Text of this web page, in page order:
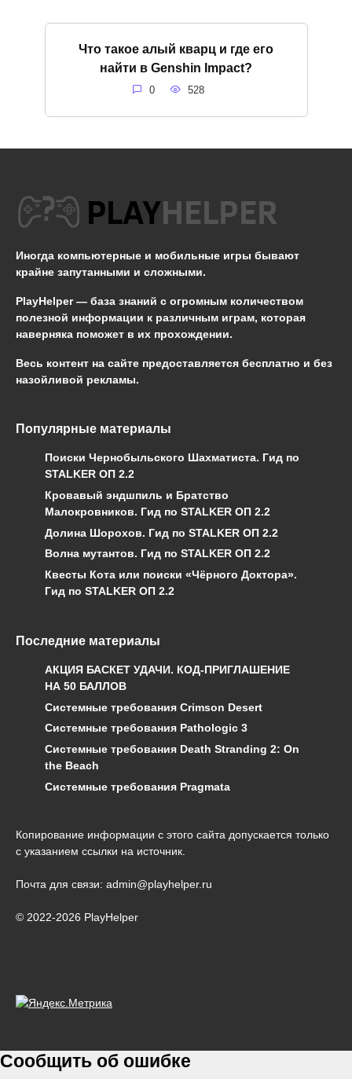
Что такое алый кварц и где его
найти в Genshin Impact?
0 528
Иногда компьютерные и мобильные игры бывают
крайне запутанными и сложными.
PlayHelper — база знаний с огромным количеством
полезной информации к различным играм, которая
наверняка поможет в их прохождении.
Весь контент на сайте предоставляется бесплатно и без
назойливой рекламы.
Популярные материалы
Поиски Чернобыльского Шахматиста. Гид по
STALKER ОП 2.2
Кровавый эндшпиль и Братство
Малокровников. Гид по STALKER ОП 2.2
Долина Шорохов. Гид по STALKER ОП 2.2
Волна мутантов. Гид по STALKER ОП 2.2
Квесты Кота или поиски «Чёрного Доктора».
Гид по STALKER ОП 2.2
Последние материалы
АКЦИЯ БАСКЕТ УДАЧИ. КОД-ПРИГЛАШЕНИЕ
НА 50 БАЛЛОВ
Системные требования Crimson Desert
Системные требования Pathologic 3
Системные требования Death Stranding 2: On
the Beach
Системные требования Pragmata
Копирование информации с этого сайта допускается только
с указанием ссылки на источник.
Почта для связи: admin@playhelper.ru
© 2022-2026 PlayHelper
Сообщить об ошибке